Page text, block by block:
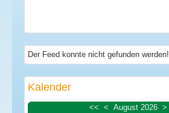
Der Feed konnte nicht gefunden werden!
Kalender
<< < August 2026 >